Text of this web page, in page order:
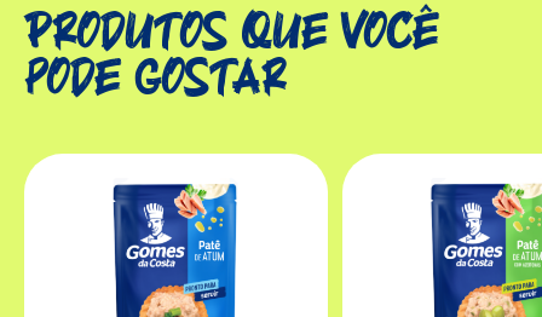
Produtos que você
pode gostar